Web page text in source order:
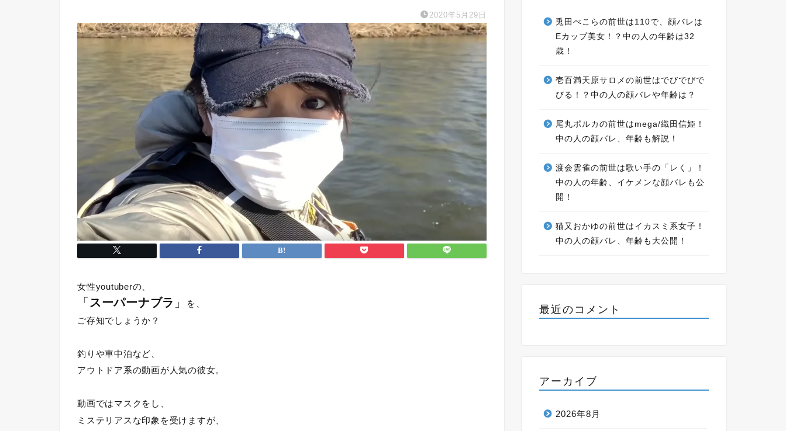
2020年5月29日
女性youtuberの、
「 スーパーナブラ 」
を、
ご存知でしょうか？
釣りや車中泊など、
アウトドア系の動画が人気の彼女。
動画ではマスクをし、
ミステリアスな印象を受けますが、
兎田ぺこらの前世は110で、顔バレは
Eカップ美女！？中の人の年齢は32
歳！
壱百満天原サロメの前世はでびでびで
びる！？中の人の顔バレや年齢は？
尾丸ポルカの前世はmega/織田信姫！
中の人の顔バレ、年齢も解説！
渡会雲雀の前世は歌い手の「レく」！
中の人の年齢、イケメンな顔バレも公
開！
猫又おかゆの前世はイカスミ系女子！
中の人の顔バレ、年齢も大公開！
最近のコメント
アーカイブ
2026年8月